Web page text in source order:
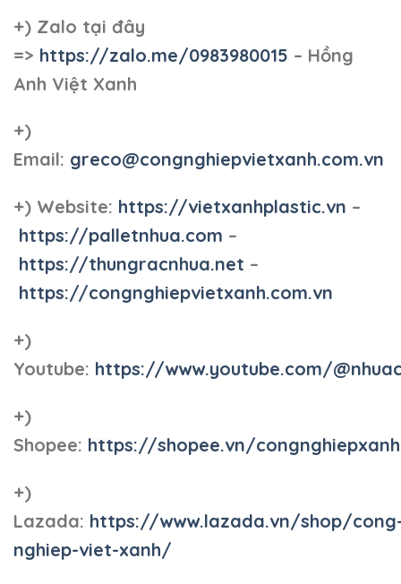
+) Zalo tại đây
=> https://zalo.me/0983980015 – Hồng
Anh Việt Xanh
+)
Email: greco@congnghiepvietxanh.com.vn
+) Website: https://vietxanhplastic.vn –
https://palletnhua.com –
https://thungracnhua.net –
https://congnghiepvietxanh.com.vn
+)
Youtube: https://www.youtube.com/
+)
Shopee: https://shopee.vn/
+)
Lazada: https://www.lazada.vn/shop/
nghiep-viet-xanh/